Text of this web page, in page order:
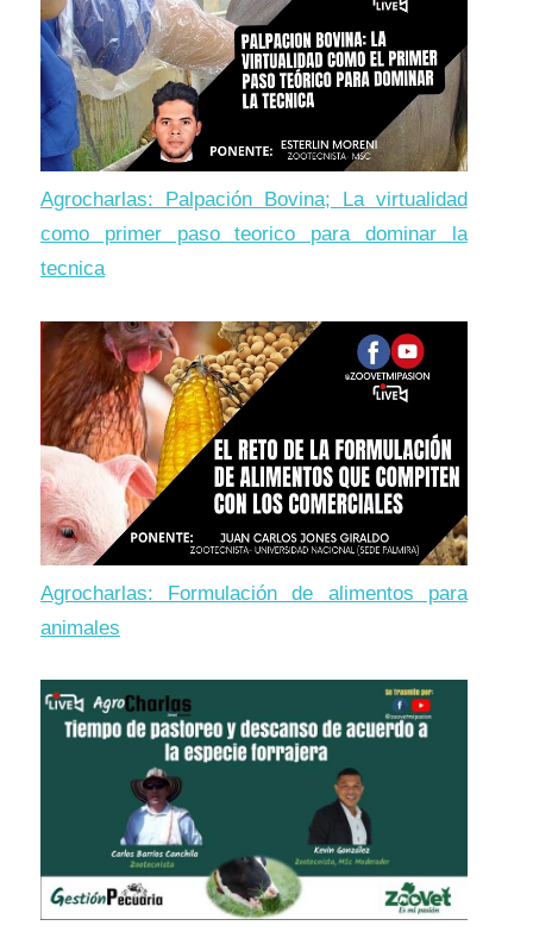
Agrocharlas: Palpación Bovina; La virtualidad
como primer paso teorico para dominar la
tecnica
Agrocharlas: Formulación de alimentos para
animales